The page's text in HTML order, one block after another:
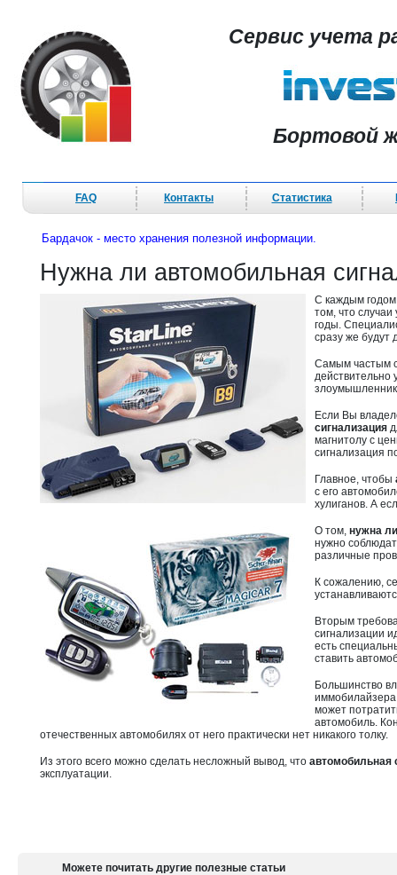
Сервис учета
Бортовой
FAQ Контакты Статистика
Бардачок - место хранения полезной информации.
Нужна ли автомобильная
С каждым годом
том, что
годы.
сразу же будут
Самым частым
действительно
Если Вы
сигнализация
магнитолу с
сигнализация
Главное, чтобы
с его
хулиганов. А
О том, нужна
нужно
различные
К сожалению,
Вторым
сигнализации
есть
ставить
Большинство
может
автомобиль.
отечественных автомобилях от него практически нет никакого толку.
Из этого всего можно сделать несложный вывод, что автомобильная
эксплуатации.
Можете почитать другие полезные статьи